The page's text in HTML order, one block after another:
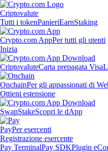
Criptovalute
Tutti i tokenPanieriEarnStaking
Crypto.com AppPer tutti gli utenti
Inizia
CriptovaluteCarta prepagata Visa
OnchainPer gli appassionati di
Ottieni estensione
SwapStakeScopri le dApp
PayPer esercenti
Registrazione esercente
Pay TerminalPay SDKPlugin